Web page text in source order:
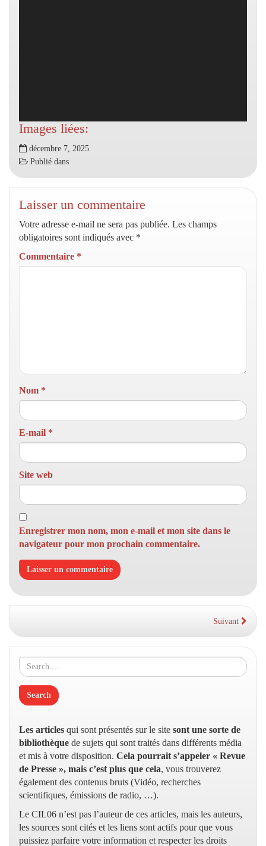
Images liées:
décembre 7, 2025
Publié dans
Laisser un commentaire
Votre adresse e-mail ne sera pas publiée. Les champs
obligatoires sont indiqués avec *
Commentaire *
Nom *
E-mail *
Site web
Enregistrer mon nom, mon e-mail et mon site dans le
navigateur pour mon prochain commentaire.
Suivant
Les articles qui sont présentés sur le site sont une sorte de
bibliothèque de sujets qui sont traités dans différents média
et mis à votre disposition. Cela pourrait s’appeler « Revue
de Presse », mais c’est plus que cela, vous trouverez
également des contenus bruts (Vidéo, recherches
scientifiques, émissions de radio, …).
Le CIL06 n’est pas l’auteur de ces articles, mais les auteurs,
les sources sont cités et les liens sont actifs pour que vous
puissiez parfaire votre information et respecter les droits